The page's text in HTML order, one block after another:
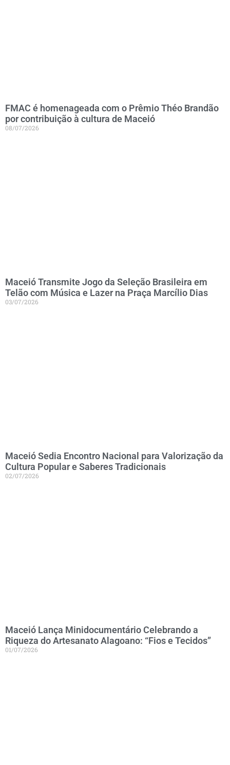
FMAC é homenageada com o Prêmio Théo Brandão
por contribuição à cultura de Maceió
08/07/2026
Maceió Transmite Jogo da Seleção Brasileira em
Telão com Música e Lazer na Praça Marcílio Dias
03/07/2026
Maceió Sedia Encontro Nacional para Valorização da
Cultura Popular e Saberes Tradicionais
02/07/2026
Maceió Lança Minidocumentário Celebrando a
Riqueza do Artesanato Alagoano: “Fios e Tecidos”
01/07/2026